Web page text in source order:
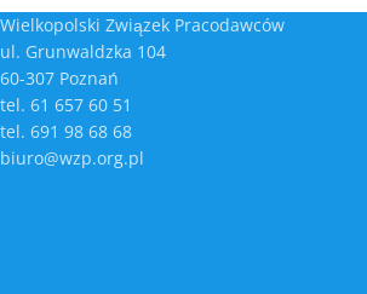
Wielkopolski Związek Pracodawców
ul. Grunwaldzka 104
60-307 Poznań
tel. 61 657 60 51
tel. 691 98 68 68
biuro@wzp.org.pl